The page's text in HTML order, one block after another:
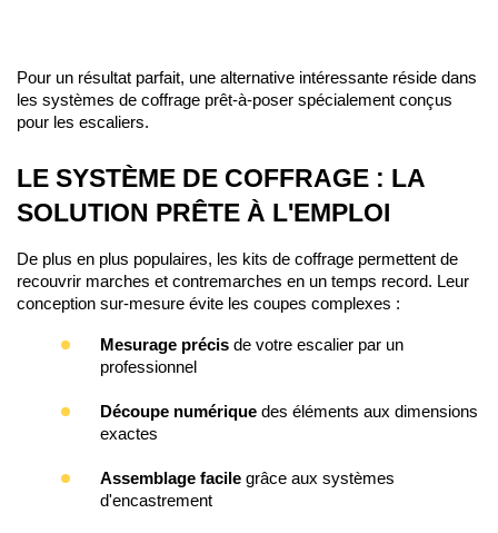
Pour un résultat parfait, une alternative intéressante réside dans
les systèmes de coffrage prêt-à-poser spécialement conçus
pour les escaliers.
LE SYSTÈME DE COFFRAGE : LA
SOLUTION PRÊTE À L'EMPLOI
De plus en plus populaires, les kits de coffrage permettent de
recouvrir marches et contremarches en un temps record. Leur
conception sur-mesure évite les coupes complexes :
Mesurage précis de votre escalier par un
professionnel
Découpe numérique des éléments aux dimensions
exactes
Assemblage facile grâce aux systèmes
d'encastrement